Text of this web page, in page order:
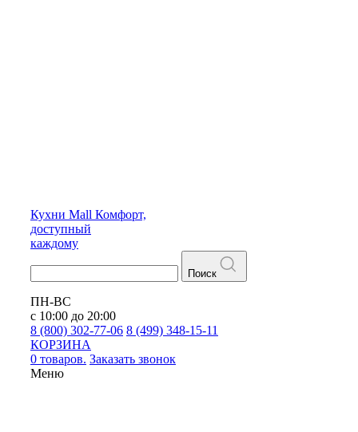
Кухни Mall Комфорт,
доступный
каждому
Поиск
ПН-ВС
с 10:00 до 20:00
8 (800) 302-77-06 8 (499) 348-15-11
КОРЗИНА
0 товаров. Заказать звонок
Меню